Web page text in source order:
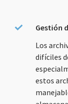
Gestión
Los
difíciles
estos